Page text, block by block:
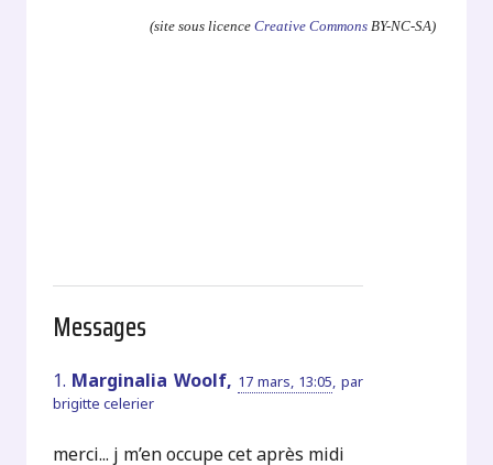
(site sous licence Creative CommonsBY-NC-SA)
Messages
1. Marginalia Woolf, 17 mars, 13:05, par
brigitte celerier
merci... j m’en occupe cet après midi